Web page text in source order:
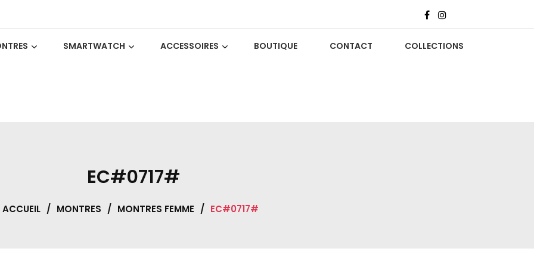
SMARTWATCH ACCESSOIRES BOUTIQUE CONTACT COLLECTIONS
EC#0717#
ACCUEIL / MONTRES / MONTRES FEMME / EC#0717#